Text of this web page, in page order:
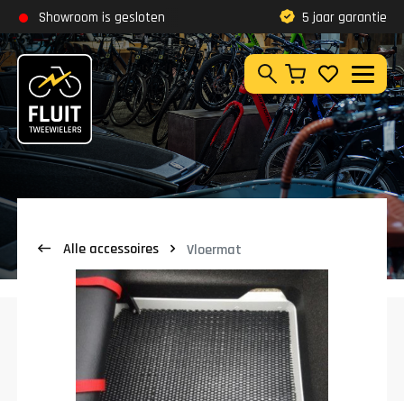
Zoeken
Zoeken
Showroom is gesloten
Klantbeoordeling9,8 5 jaar garantie
Alle accessoires Vloermat